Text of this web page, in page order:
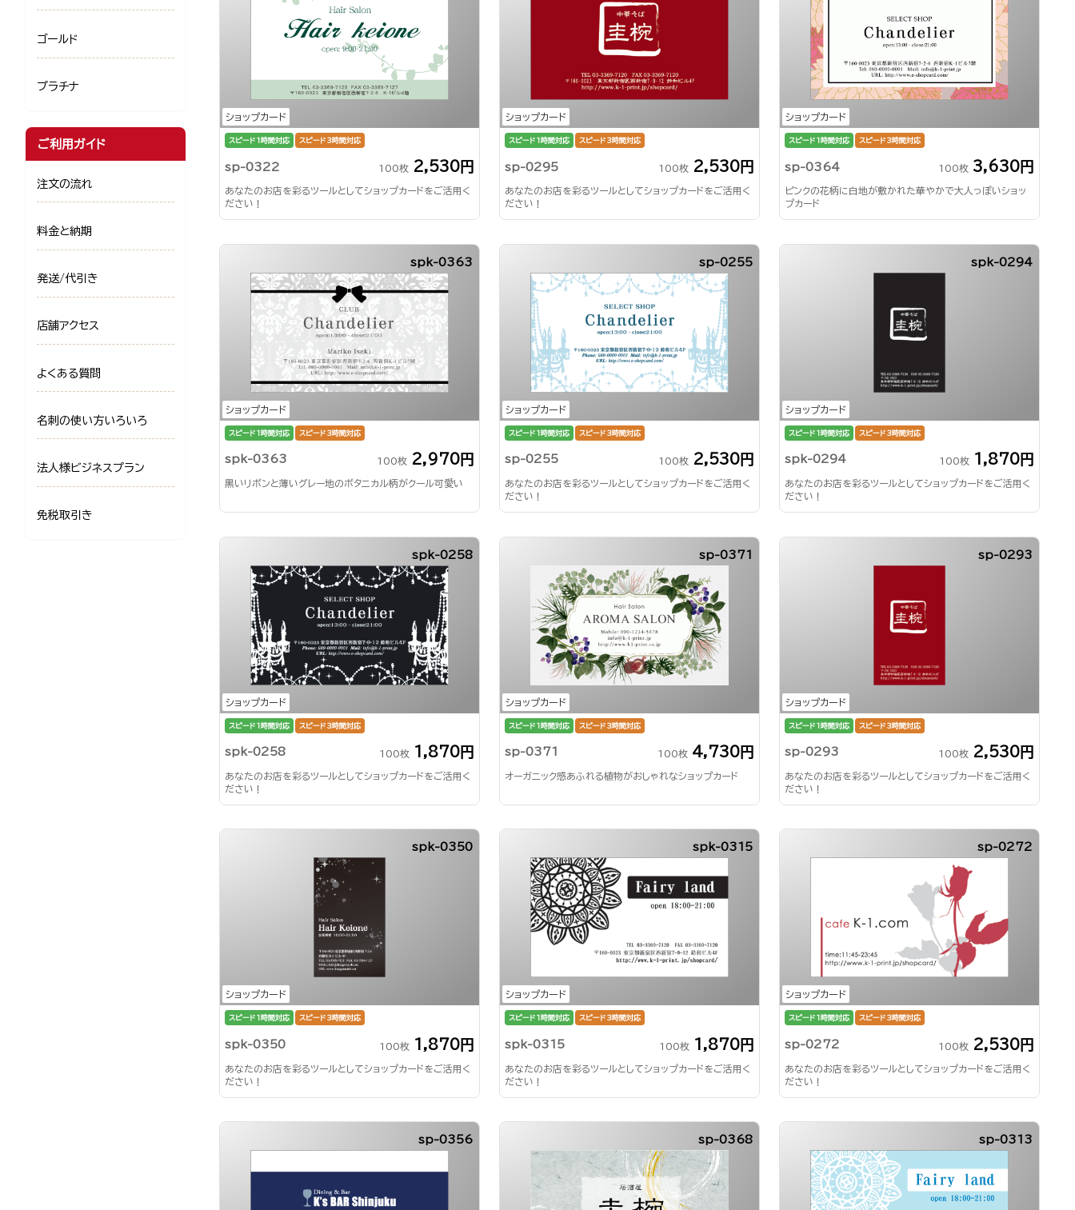
ショップカード
スピード1時間対応 スピード3時間対応
sp-0322 100枚 2,530円
あなたのお店を彩るツールとしてショップカードをご活用く
ださい！
ショップカード
スピード1時間対応 スピード3時間対応
sp-0295 100枚 2,530円
あなたのお店を彩るツールとしてショップカードをご活用く
ださい！
ショップカード
スピード1時間対応 スピード3時間対応
sp-0364 100枚 3,630円
ピンクの花柄に白地が敷かれた華やかで大人っぽいショッ
プカード
ショップカード
spk-0363
スピード1時間対応 スピード3時間対応
spk-0363 100枚 2,970円
黒いリボンと薄いグレー地のボタニカル柄がクール可愛い
ショップカード
sp-0255
スピード1時間対応 スピード3時間対応
sp-0255 100枚 2,530円
あなたのお店を彩るツールとしてショップカードをご活用く
ださい！
ショップカード
spk-0294
スピード1時間対応 スピード3時間対応
spk-0294 100枚 1,870円
あなたのお店を彩るツールとしてショップカードをご活用く
ださい！
ショップカード
spk-0258
スピード1時間対応 スピード3時間対応
spk-0258 100枚 1,870円
あなたのお店を彩るツールとしてショップカードをご活用く
ださい！
ショップカード
sp-0371
スピード1時間対応 スピード3時間対応
sp-0371 100枚 4,730円
オーガニック感あふれる植物がおしゃれなショップカード
ショップカード
sp-0293
スピード1時間対応 スピード3時間対応
sp-0293 100枚 2,530円
あなたのお店を彩るツールとしてショップカードをご活用く
ださい！
ショップカード
spk-0350
スピード1時間対応 スピード3時間対応
spk-0350 100枚 1,870円
あなたのお店を彩るツールとしてショップカードをご活用く
ださい！
ショップカード
spk-0315
スピード1時間対応 スピード3時間対応
spk-0315 100枚 1,870円
あなたのお店を彩るツールとしてショップカードをご活用く
ださい！
ショップカード
sp-0272
スピード1時間対応 スピード3時間対応
sp-0272 100枚 2,530円
あなたのお店を彩るツールとしてショップカードをご活用く
ださい！
sp-0356 sp-0368 sp-0313
ゴールド
プラチナ
ご利用ガイド
注文の流れ
料金と納期
発送/代引き
店舗アクセス
よくある質問
名刺の使い方いろいろ
法人様ビジネスプラン
免税取引き